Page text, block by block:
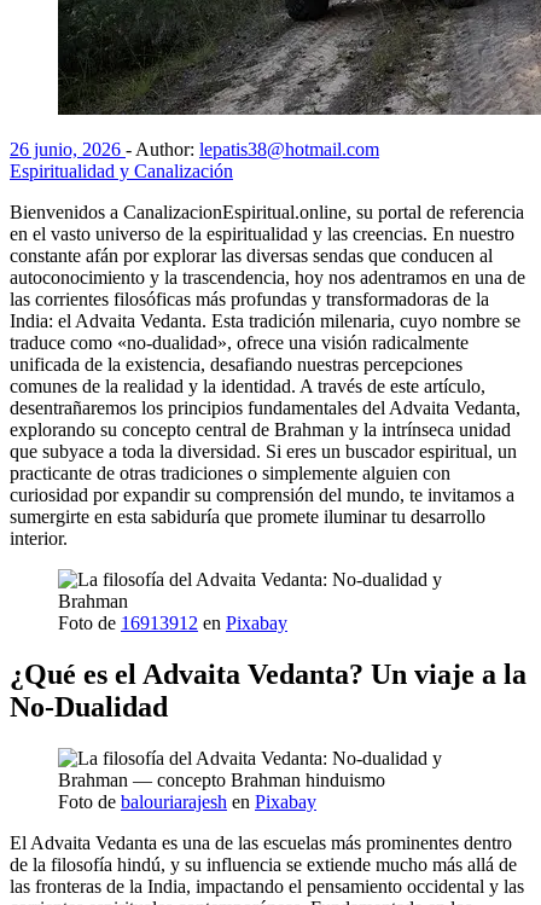
26 junio, 2026 - Author: lepatis38@hotmail.com
Espiritualidad y Canalización
Bienvenidos a CanalizacionEspiritual.online, su portal de referencia
en el vasto universo de la espiritualidad y las creencias. En nuestro
constante afán por explorar las diversas sendas que conducen al
autoconocimiento y la trascendencia, hoy nos adentramos en una de
las corrientes filosóficas más profundas y transformadoras de la
India: el Advaita Vedanta. Esta tradición milenaria, cuyo nombre se
traduce como «no-dualidad», ofrece una visión radicalmente
unificada de la existencia, desafiando nuestras percepciones
comunes de la realidad y la identidad. A través de este artículo,
desentrañaremos los principios fundamentales del Advaita Vedanta,
explorando su concepto central de Brahman y la intrínseca unidad
que subyace a toda la diversidad. Si eres un buscador espiritual, un
practicante de otras tradiciones o simplemente alguien con
curiosidad por expandir su comprensión del mundo, te invitamos a
sumergirte en esta sabiduría que promete iluminar tu desarrollo
interior.
Foto de 16913912 en Pixabay
¿Qué es el Advaita Vedanta? Un viaje a la
No-Dualidad
Foto de balouriarajesh en Pixabay
El Advaita Vedanta es una de las escuelas más prominentes dentro
de la filosofía hindú, y su influencia se extiende mucho más allá de
las fronteras de la India, impactando el pensamiento occidental y las